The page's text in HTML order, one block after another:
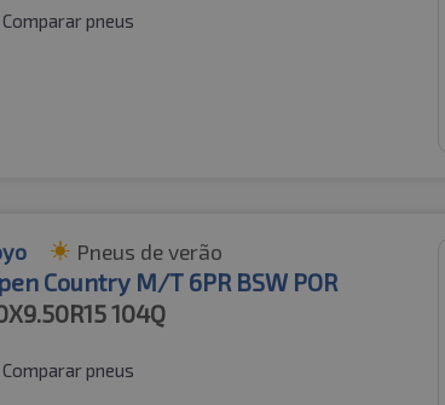
Comparar pneus
Pneus de verão
Country M/T 6PR BSW POR
104Q
Comparar pneus